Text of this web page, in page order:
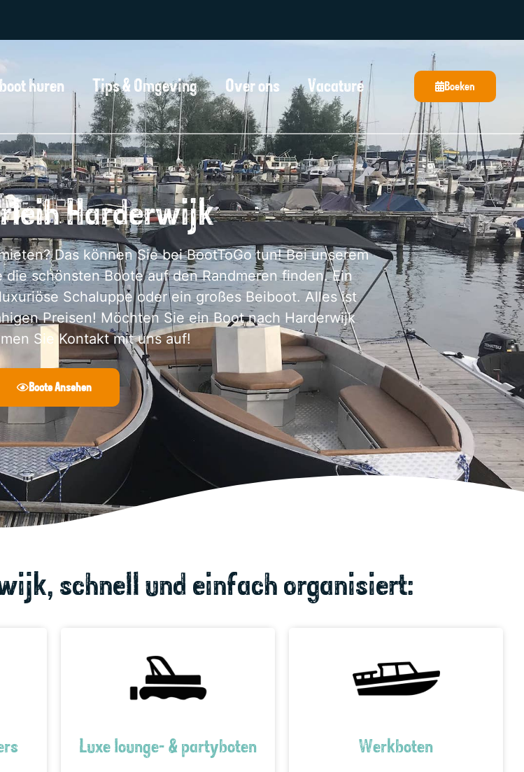
huren Tips & Omgeving Over ons Vacature Boeken
Harderwijk
Das können Sie bei BootToGo tun! Bei unserem
schönsten Boote auf den Randmeren finden. Ein
Schaluppe oder ein großes Beiboot. Alles ist
Preisen! Möchten Sie ein Boot nach Harderwijk
Sie Kontakt mit uns auf!
Boote Ansehen
schnell und einfach organisiert:
Luxe lounge- & partyboten Werkboten